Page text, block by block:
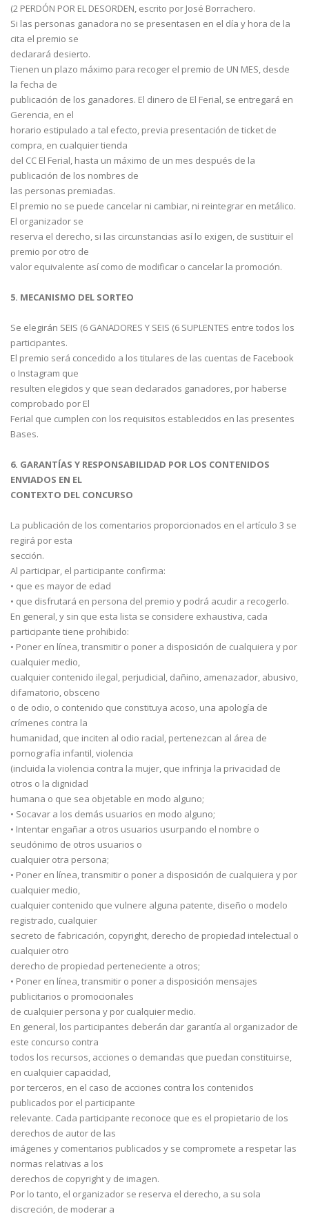
(2 PERDÓN POR EL DESORDEN, escrito por José Borrachero.
Si las personas ganadora no se presentasen en el día y hora de la
cita el premio se
declarará desierto.
Tienen un plazo máximo para recoger el premio de UN MES, desde
la fecha de
publicación de los ganadores. El dinero de El Ferial, se entregará en
Gerencia, en el
horario estipulado a tal efecto, previa presentación de ticket de
compra, en cualquier tienda
del CC El Ferial, hasta un máximo de un mes después de la
publicación de los nombres de
las personas premiadas.
El premio no se puede cancelar ni cambiar, ni reintegrar en metálico.
El organizador se
reserva el derecho, si las circunstancias así lo exigen, de sustituir el
premio por otro de
valor equivalente así como de modificar o cancelar la promoción.
5. MECANISMO DEL SORTEO
Se elegirán SEIS (6 GANADORES Y SEIS (6 SUPLENTES entre todos los
participantes.
El premio será concedido a los titulares de las cuentas de Facebook
o Instagram que
resulten elegidos y que sean declarados ganadores, por haberse
comprobado por El
Ferial que cumplen con los requisitos establecidos en las presentes
Bases.
6. GARANTÍAS Y RESPONSABILIDAD POR LOS CONTENIDOS
ENVIADOS EN EL
CONTEXTO DEL CONCURSO
La publicación de los comentarios proporcionados en el artículo 3 se
regirá por esta
sección.
Al participar, el participante confirma:
• que es mayor de edad
• que disfrutará en persona del premio y podrá acudir a recogerlo.
En general, y sin que esta lista se considere exhaustiva, cada
participante tiene prohibido:
• Poner en línea, transmitir o poner a disposición de cualquiera y por
cualquier medio,
cualquier contenido ilegal, perjudicial, dañino, amenazador, abusivo,
difamatorio, obsceno
o de odio, o contenido que constituya acoso, una apología de
crímenes contra la
humanidad, que inciten al odio racial, pertenezcan al área de
pornografía infantil, violencia
(incluida la violencia contra la mujer, que infrinja la privacidad de
otros o la dignidad
humana o que sea objetable en modo alguno;
• Socavar a los demás usuarios en modo alguno;
• Intentar engañar a otros usuarios usurpando el nombre o
seudónimo de otros usuarios o
cualquier otra persona;
• Poner en línea, transmitir o poner a disposición de cualquiera y por
cualquier medio,
cualquier contenido que vulnere alguna patente, diseño o modelo
registrado, cualquier
secreto de fabricación, copyright, derecho de propiedad intelectual o
cualquier otro
derecho de propiedad perteneciente a otros;
• Poner en línea, transmitir o poner a disposición mensajes
publicitarios o promocionales
de cualquier persona y por cualquier medio.
En general, los participantes deberán dar garantía al organizador de
este concurso contra
todos los recursos, acciones o demandas que puedan constituirse,
en cualquier capacidad,
por terceros, en el caso de acciones contra los contenidos
publicados por el participante
relevante. Cada participante reconoce que es el propietario de los
derechos de autor de las
imágenes y comentarios publicados y se compromete a respetar las
normas relativas a los
derechos de copyright y de imagen.
Por lo tanto, el organizador se reserva el derecho, a su sola
discreción, de moderar a